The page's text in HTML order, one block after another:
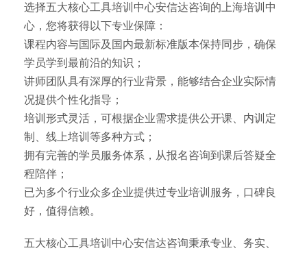
选择五大核心工具培训中心安信达咨询的上海培训中
心，您将获得以下专业保障：
课程内容与国际及国内最新标准版本保持同步，确保
学员学到最前沿的知识；
讲师团队具有深厚的行业背景，能够结合企业实际情
况提供个性化指导；
培训形式灵活，可根据企业需求提供公开课、内训定
制、线上培训等多种方式；
拥有完善的学员服务体系，从报名咨询到课后答疑全
程陪伴；
已为多个行业众多企业提供过专业培训服务，口碑良
好，值得信赖。
五大核心工具培训中心安信达咨询秉承专业、务实、